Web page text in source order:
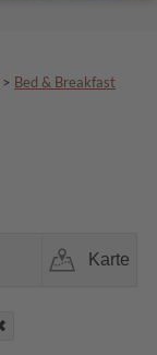
> Bed & Breakfast
Karte